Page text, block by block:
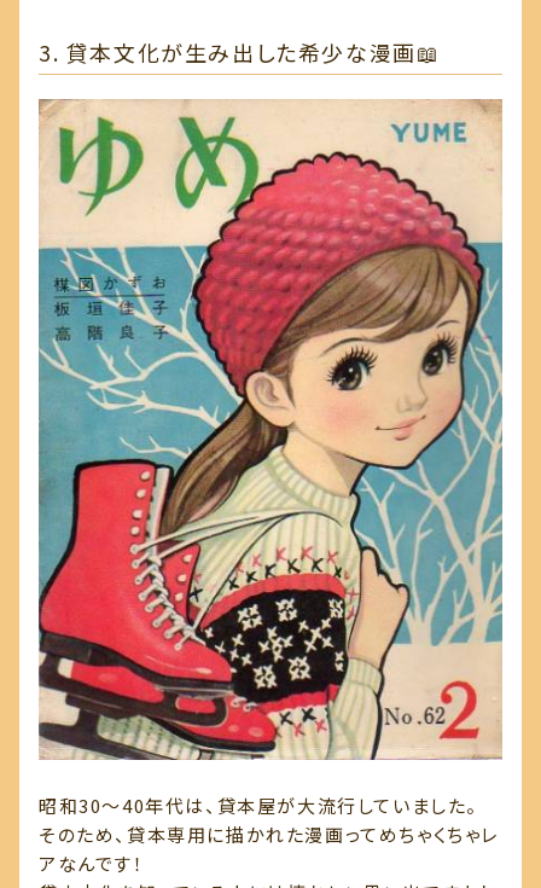
3. 貸本文化が生み出した希少な漫画📖
昭和30～40年代は、貸本屋が大流行していました。
そのため、貸本専用に描かれた漫画ってめちゃくちゃレ
アなんです！